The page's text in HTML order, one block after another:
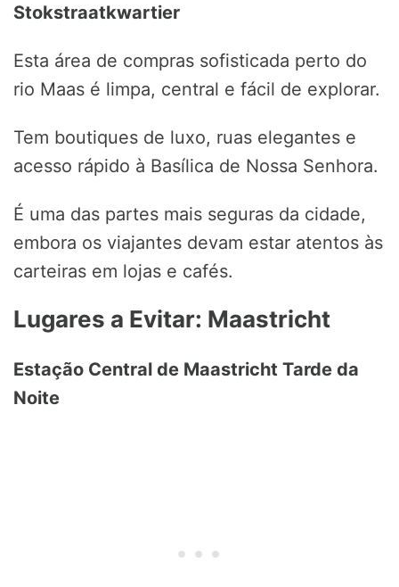
Stokstraatkwartier
Esta área de compras sofisticada perto do
rio Maas é limpa, central e fácil de explorar.
Tem boutiques de luxo, ruas elegantes e
acesso rápido à Basílica de Nossa Senhora.
É uma das partes mais seguras da cidade,
embora os viajantes devam estar atentos às
carteiras em lojas e cafés.
Lugares a Evitar: Maastricht
Estação Central de Maastricht Tarde da
Noite